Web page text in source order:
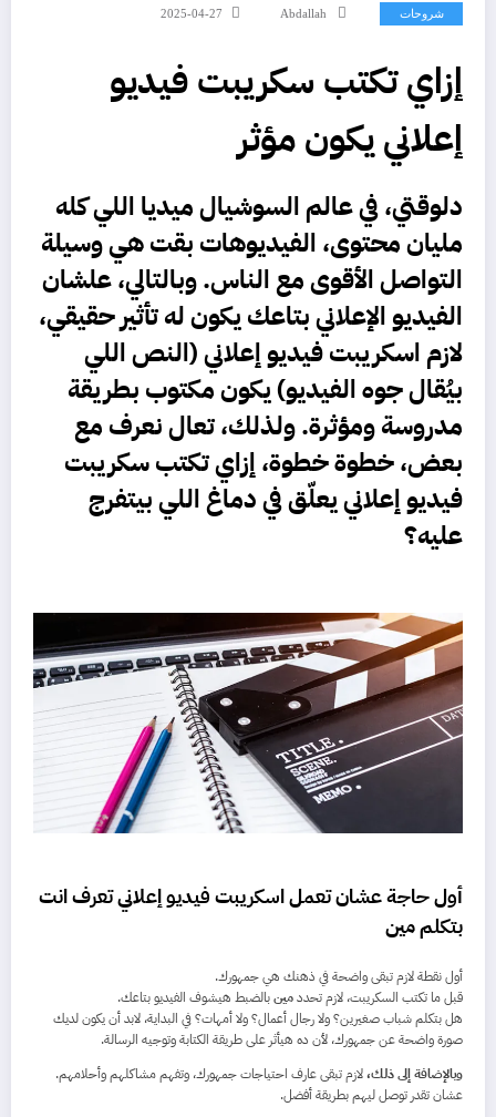
شروحات Abdallah
2025-04-27
إزاي تكتب سكريبت فيديو
إعلاني يكون مؤثر
دلوقتي، في عالم السوشيال ميديا اللي كله
مليان محتوى، الفيديوهات بقت هي وسيلة
التواصل الأقوى مع الناس. وبالتالي، علشان
الفيديو الإعلاني بتاعك يكون له تأثير حقيقي،
لازم اسكريبت فيديو إعلاني(النص اللي
بيُقال جوه الفيديو) يكون مكتوب بطريقة
مدروسة ومؤثرة. ولذلك، تعال نعرف مع
بعض، خطوة خطوة، إزاي تكتب سكريبت
فيديو إعلاني يعلّق في دماغ اللي بيتفرج
عليه؟
أول حاجة عشان تعملاسكريبت فيديو إعلانيتعرف انت
بتكلم مين
أول نقطة لازم تبقى واضحة في ذهنك هي جمهورك.
قبل ما تكتب السكريبت، لازم تحددمينبالضبط هيشوف الفيديو بتاعك.
هل بتكلم شباب صغيرين؟ ولا رجال أعمال؟ ولا أمهات؟ في البداية، لابد أن يكون لديك
صورة واضحة عن جمهورك، لأن ده هيأثر على طريقة الكتابة وتوجيه الرسالة.
وبالإضافة إلى ذلك،لازم تبقى عارف احتياجات جمهورك، وتفهم مشاكلهم وأحلامهم.
عشان تقدر توصل ليهم بطريقة أفضل.